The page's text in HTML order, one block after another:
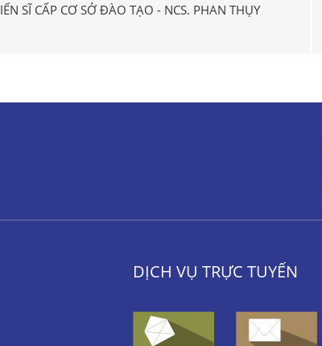
SĨ CẤP CƠ SỞ ĐÀO TẠO - NCS. PHAN THỤY
DỊCH VỤ TRỰC TUYẾN